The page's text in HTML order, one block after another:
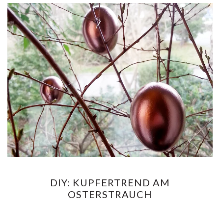
DIY: KUPFERTREND AM
OSTERSTRAUCH